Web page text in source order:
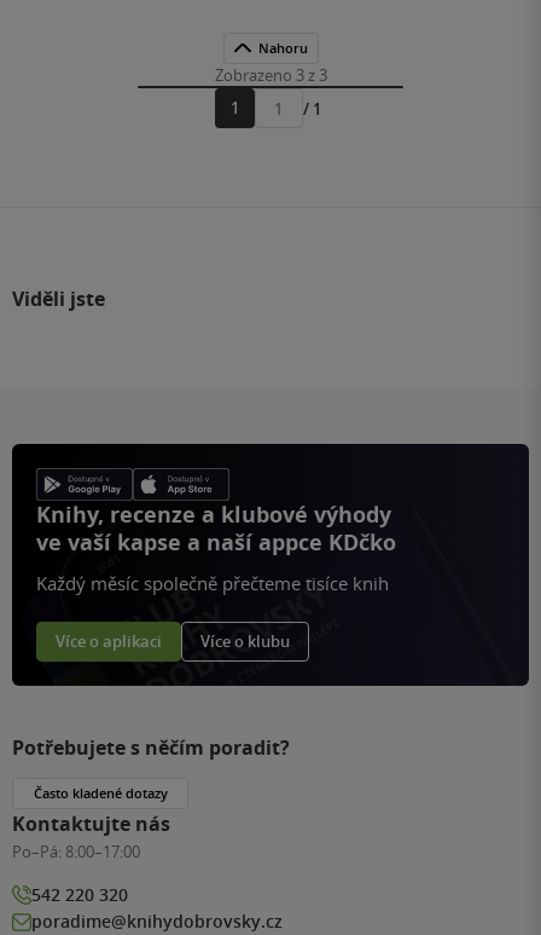
Nahoru
Zobrazeno 3 z 3
1
Přejít
/ 1
Viděli jste
Knihy, recenze a klubové výhody
ve vaší kapse a naší appce KDčko
Každý měsíc společně přečteme tisíce knih
Více o aplikaci Více o klubu
Potřebujete s něčím poradit?
Často kladené dotazy
Kontaktujte nás
Po–Pá: 8:00–17:00
542 220 320
poradime@knihydobrovsky.cz